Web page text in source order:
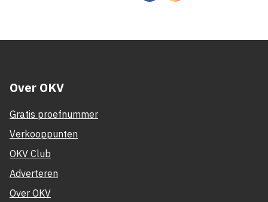
Over OKV
Gratis proefnummer
Verkooppunten
OKV Club
Adverteren
Over OKV